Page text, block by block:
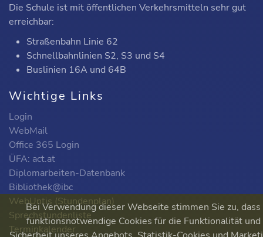
Die Schule ist mit öffentlichen Verkehrsmitteln sehr gut
erreichbar:
Straßenbahn Linie 62
Schnellbahnlinien S2, S3 und S4
Buslinien 16A und 64B
Wichtige Links
Login
WebMail
Office 365 Login
ÜFA: act.at
Diplomarbeiten-Datenbank
Bibliothek@ibc
WebUntis (Stundenplan)
Sprechstundenliste
Terminkalender
Bei Verwendung dieser Webseite stimmen Sie zu, dass
funktionsnotwendige Cookies für die Funktionalität und